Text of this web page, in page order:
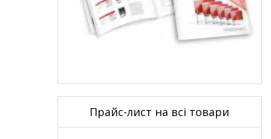
Прайс-лист на всі товари